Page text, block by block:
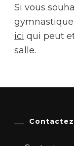
Si vous
ici qui peut
salle.